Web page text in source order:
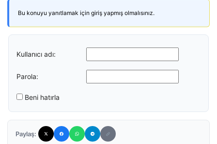
Bu konuyu yanıtlamak için giriş yapmış olmalısınız.
Kullanıcı adı:
Parola:
Beni hatırla
Paylaş: